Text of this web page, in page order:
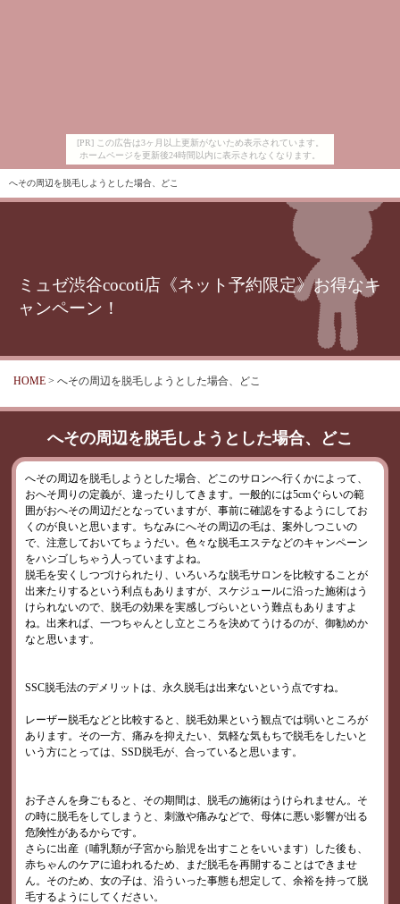
[PR] この広告は3ヶ月以上更新がないため表示されています。
ホームページを更新後24時間以内に表示されなくなります。
へその周辺を脱毛しようとした場合、どこ
ミュゼ渋谷cocoti店《ネット予約限定》お得なキ
ャンペーン！
HOME > へその周辺を脱毛しようとした場合、どこ
へその周辺を脱毛しようとした場合、どこ
へその周辺を脱毛しようとした場合、どこのサロンへ行くかによって、
おへそ周りの定義が、違ったりしてきます。一般的には5cmぐらいの範
囲がおへその周辺だとなっていますが、事前に確認をするようにしてお
くのが良いと思います。ちなみにへその周辺の毛は、案外しつこいの
で、注意しておいてちょうだい。色々な脱毛エステなどのキャンペーン
をハシゴしちゃう人っていますよね。
脱毛を安くしつづけられたり、いろいろな脱毛サロンを比較することが
出来たりするという利点もありますが、スケジュールに沿った施術はう
けられないので、脱毛の効果を実感しづらいという難点もありますよ
ね。出来れば、一つちゃんとし立ところを決めてうけるのが、御勧めか
なと思います。
SSC脱毛法のデメリットは、永久脱毛は出来ないという点ですね。
レーザー脱毛などと比較すると、脱毛効果という観点では弱いところが
あります。その一方、痛みを抑えたい、気軽な気もちで脱毛をしたいと
いう方にとっては、SSD脱毛が、合っていると思います。
お子さんを身ごもると、その期間は、脱毛の施術はうけられません。そ
の時に脱毛をしてしまうと、刺激や痛みなどで、母体に悪い影響が出る
危険性があるからです。
さらに出産（哺乳類が子宮から胎児を出すことをいいます）した後も、
赤ちゃんのケアに追われるため、まだ脱毛を再開することはできませ
ん。そのため、女の子は、沿ういった事態も想定して、余裕を持って脱
毛するようにしてください。